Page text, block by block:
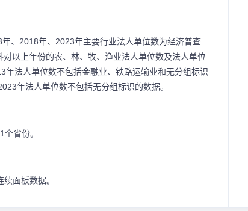
、2018年、2023年主要行业法人单位数为经济普查
以上年份的农、林、牧、渔业法人单位数及法人单位
年法人单位数不包括金融业、铁路运输业和无分组标识
年法人单位数不包括无分组标识的数据。
省份。
面板数据。